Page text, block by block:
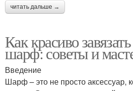
читать дальше →
Как красиво
шарф: советы и
Введение
Шарф – это не просто аксессуар,